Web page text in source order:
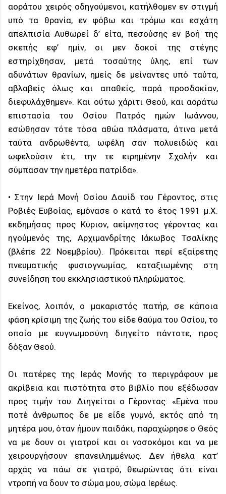
αοράτου χειρός οδηγούμενοι, κατήλθομεν εν στιγμή
υπό τα θρανία, εν φόβω και τρόμω και εσχάτη
απελπισία Αυθωρεί δ’ είτα, πεσούσης εν βοή της
σκεπής εφ’ ημίν, οι μεν δοκοί της στέγης
εστηρίχθησαν, μετά τοσαύτης ύλης, επί των
αδυνάτων θρανίων, ημείς δε μείναντες υπό ταύτα,
αβλαβείς όλως και απαθείς, παρά προσδοκίαν,
διεφυλάχθημεν». Και ούτω χάριτι Θεού, και αοράτω
επιστασία του Οσίου Πατρός ημών Ιωάννου,
εσώθησαν τότε τόσα αθώα πλάσματα, άτινα μετά
ταύτα ανδρωθέντα, ωφέλη σαν πολυειδώς και
ωφελούσιν έτι, την τε ειρημένην Σχολήν και
σύμπασαν την ημετέρα πατρίδα».
• Στην Ιερά Μονή Οσίου Δαυίδ του Γέροντος, στις
Ροβιές Ευβοίας, εμόνασε ο κατά το έτος 1991 μ.Χ.
εκδημήσας προς Κύριον, αείμνηστος γέροντας και
ηγούμενός της, Αρχιμανδρίτης Ιάκωβος Τσαλίκης
(βλέπε 22 Νοεμβρίου). Πρόκειται περί εξαίρετης
πνευματικής φυσιογνωμίας, καταξιωμένης στη
συνείδηση του εκκλησιαστικού πληρώματος.
Εκείνος, λοιπόν, ο μακαριστός πατήρ, σε κάποια
φάση κρίσιμη της ζωής του είδε θαύμα του Οσίου, το
οποίο με ευγνωμοσύνη διηγείτο πάντοτε, προς
δόξαν Θεού.
Οι πατέρες της Ιεράς Μονής το περιγράφουν με
ακρίβεια και πιστότητα στο βιβλίο που εξέδωσαν
προς τιμήν του. Διηγείται ο Γέροντας: «Εμένα που
ποτέ άνθρωπος δε με είδε γυμνό, εκτός από τη
μητέρα μου, όταν ήμουν παιδάκι, παραχώρησε ο Θεός
να με δουν οι γιατροί και οι νοσοκόμοι και να με
χειρουργήσουν επανειλημμένως. Δεν ήθελα κατ’
αρχάς να πάω σε γιατρό, θεωρώντας ότι είναι
ντροπή να δουν το σώμα μου, σώμα Ιερέως.